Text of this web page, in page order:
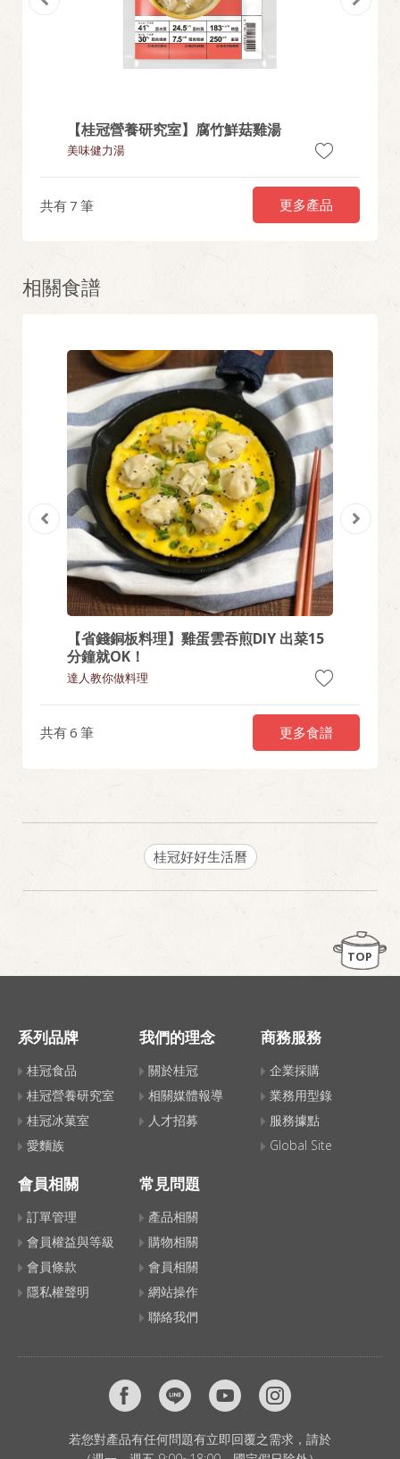
【桂冠營養研究室】腐竹鮮菇雞湯
美味健力湯
共有 7 筆 更多產品
相關食譜
【省錢銅板料理】雞蛋雲吞煎DIY 出菜15
分鐘就OK！
達人教你做料理
共有6 筆 更多食譜
桂冠好好生活曆
TOP
系列品牌
桂冠食品
桂冠營養研究室
桂冠冰菓室
愛麵族
我們的理念
關於桂冠
相關媒體報導
人才招募
商務服務
企業採購
業務用型錄
服務據點
Global Site
會員相關
訂單管理
會員權益與等級
會員條款
隱私權聲明
常見問題
產品相關
購物相關
會員相關
網站操作
聯絡我們
若您對產品有任何問題有立即回覆之需求，請於